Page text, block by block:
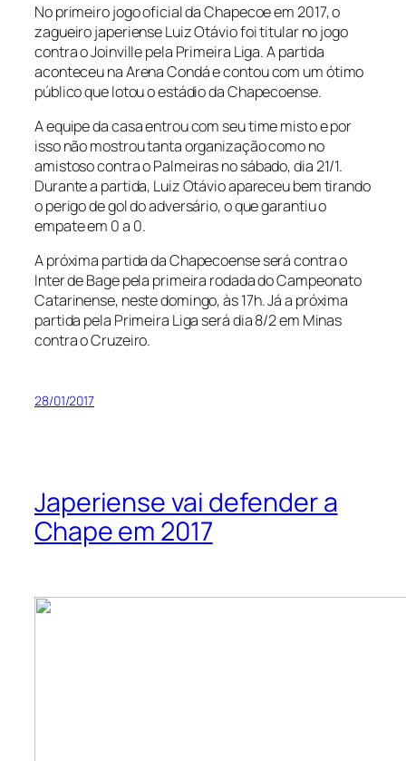
No primeiro jogo oficial da Chapecoe em 2017, o
zagueiro japeriense Luiz Otávio foi titular no jogo
contra o Joinville pela Primeira Liga. A partida
aconteceu na Arena Condá e contou com um ótimo
público que lotou o estádio da Chapecoense.
A equipe da casa entrou com seu time misto e por
isso não mostrou tanta organização como no
amistoso contra o Palmeiras no sábado, dia 21/1.
Durante a partida, Luiz Otávio apareceu bem tirando
o perigo de gol do adversário, o que garantiu o
empate em 0 a 0.
A próxima partida da Chapecoense será contra o
Inter de Bage pela primeira rodada do Campeonato
Catarinense, neste domingo, às 17h. Já a próxima
partida pela Primeira Liga será dia 8/2 em Minas
contra o Cruzeiro.
28/01/2017
Japeriense vai defender a
Chape em 2017